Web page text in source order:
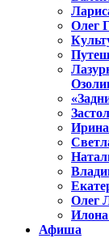
Олег
Олег
Афиша